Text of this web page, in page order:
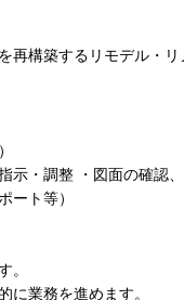
再構築するリモデル・
示・調整 ・図面の確認
ート等）
。
業務を進めます。